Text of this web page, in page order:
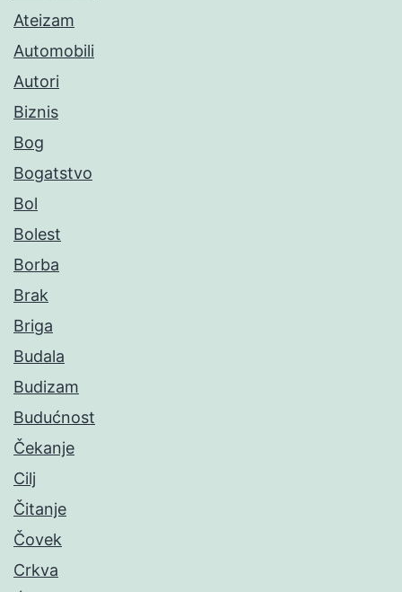
Ateizam
Automobili
Autori
Biznis
Bog
Bogatstvo
Bol
Bolest
Borba
Brak
Briga
Budala
Budizam
Budućnost
Čekanje
Cilj
Čitanje
Čovek
Crkva